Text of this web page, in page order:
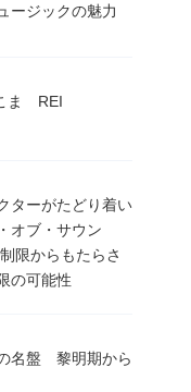
ージックの魅力
ま REI
ターがたどり着い
オブ・サウン
限からもたらさ
の可能性
名盤 黎明期から